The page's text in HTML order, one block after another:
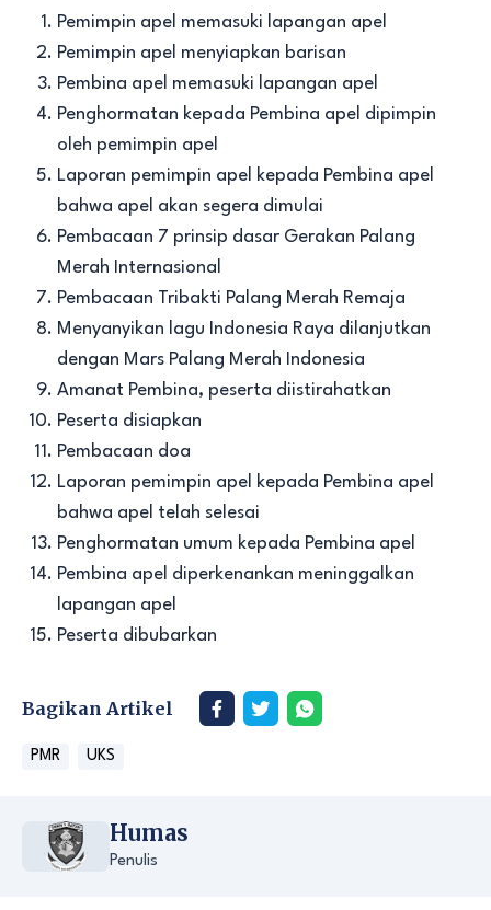
Pemimpin apel memasuki lapangan apel
Pemimpin apel menyiapkan barisan
Pembina apel memasuki lapangan apel
Penghormatan kepada Pembina apel dipimpin
oleh pemimpin apel
Laporan pemimpin apel kepada Pembina apel
bahwa apel akan segera dimulai
Pembacaan 7 prinsip dasar Gerakan Palang
Merah Internasional
Pembacaan Tribakti Palang Merah Remaja
Menyanyikan lagu Indonesia Raya dilanjutkan
dengan Mars Palang Merah Indonesia
Amanat Pembina, peserta diistirahatkan
Peserta disiapkan
Pembacaan doa
Laporan pemimpin apel kepada Pembina apel
bahwa apel telah selesai
Penghormatan umum kepada Pembina apel
Pembina apel diperkenankan meninggalkan
lapangan apel
Peserta dibubarkan
Bagikan Artikel
PMR UKS
Humas
Penulis